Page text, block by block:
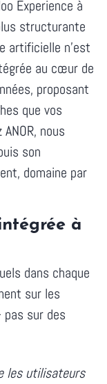
Experience à
structurante
artificielle n'est
au cœur de
proposant
que vos
nous
son
domaine par
à
dans chaque
sur les
sur des
les utilisateurs